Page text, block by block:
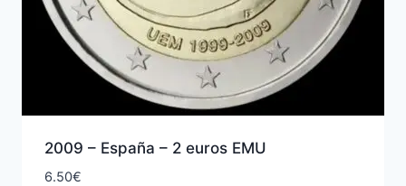
2009 – España – 2 euros EMU
6.50€